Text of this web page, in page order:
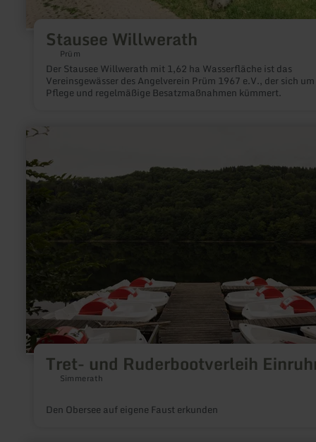
Stausee Willwerath
Prüm
Der Stausee Willwerath mit 1,62 ha Wasserfläche ist das
Vereinsgewässer des Angelverein Prüm 1967 e.V., der sich
Pflege und regelmäßige Besatzmaßnahmen kümmert.
Tret- und Ruderbootverleih
Simmerath
Den Obersee auf eigene Faust erkunden
mehr
Tret-
und
Ruderbootverleih